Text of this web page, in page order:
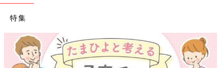
特集